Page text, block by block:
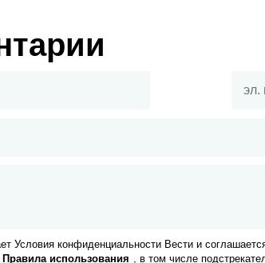
Условия конфиденциальности Вести и
Правила использования , в том числе